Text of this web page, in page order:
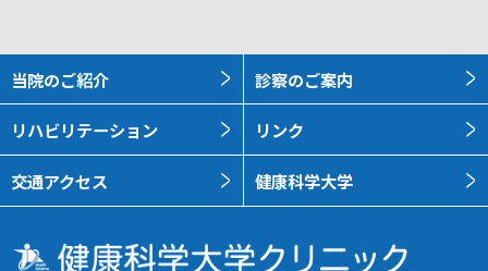
当院のご紹介 診察のご案内
リハビリテーション リンク
交通アクセス 健康科学大学